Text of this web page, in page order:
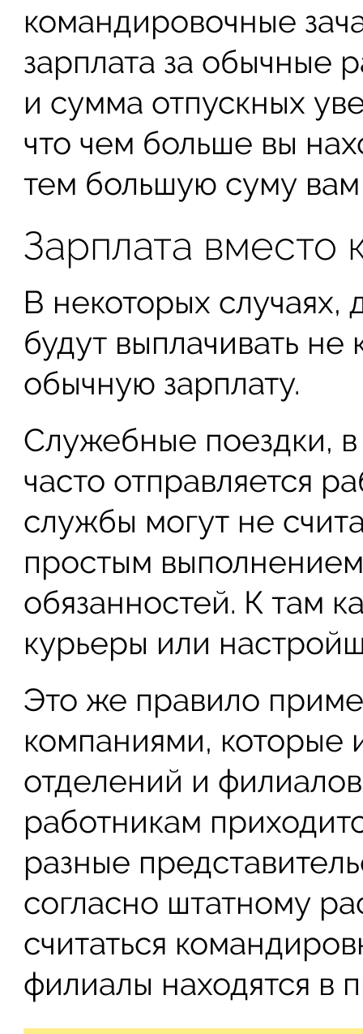
командировочные
зарплата за обычные
и сумма отпускных
что чем больше вы
тем большую суму
Зарплата вместо
В некоторых
будут выплачивать
обычную зарплату.
Служебные поездки,
часто отправляется
службы могут не
простым
обязанностей. К там
курьеры или
Это же правило
компаниями, которые
отделений и
работникам
разные
согласно штатному
считаться
филиалы находятся в